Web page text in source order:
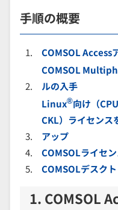
手順の概要
COMSOL Access
COMSOL
ルの入手
Linux®向け（
CKL）ライセンス
アップ
COMSOLライセ
COMSOLデスク
1. COMSOL